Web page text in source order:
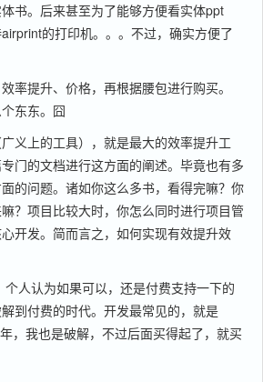
书。后来甚至为了能够方便看实体ppt
的打印机。。。不过，确实方便了
率提升、价格，再根据腰包进行购买。
东东。囧
义上的工具），就是最大的效率提升工
门的文档进行这方面的阐述。毕竟也有多
的问题。诸如你这么多书，看得完嘛？你
？项目比较大时，你怎么同时进行项目管
开发。简而言之，如何实现有效提升效
个人认为如果可以，还是付费支持一下的
到付费的时代。开发最常见的，就是
，我也是破解，不过后面买得起了，就买